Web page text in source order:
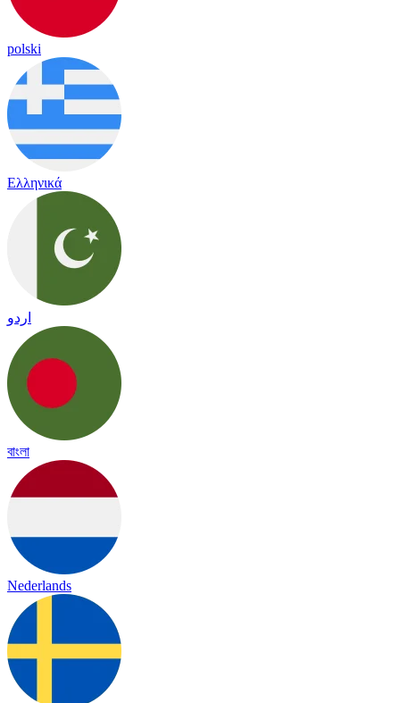
polski
Ελληνικά
اردو
বাংলা
Nederlands